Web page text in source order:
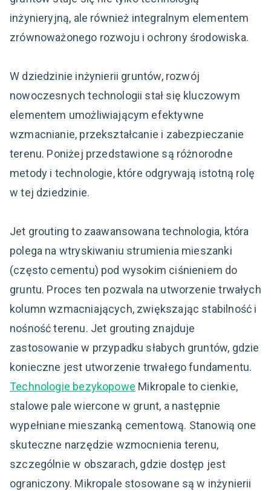
inżynieryjną, ale również integralnym elementem
zrównoważonego rozwoju i ochrony środowiska.
W dziedzinie inżynierii gruntów, rozwój
nowoczesnych technologii stał się kluczowym
elementem umożliwiającym efektywne
wzmacnianie, przekształcanie i zabezpieczanie
terenu. Poniżej przedstawione są różnorodne
metody i technologie, które odgrywają istotną rolę
w tej dziedzinie.
Jet grouting to zaawansowana technologia, która
polega na wtryskiwaniu strumienia mieszanki
(często cementu) pod wysokim ciśnieniem do
gruntu. Proces ten pozwala na utworzenie trwałych
kolumn wzmacniających, zwiększając stabilność i
nośność terenu. Jet grouting znajduje
zastosowanie w przypadku słabych gruntów, gdzie
konieczne jest utworzenie trwałego fundamentu.
Technologie bezykopowe Mikropale to cienkie,
stalowe pale wiercone w grunt, a następnie
wypełniane mieszanką cementową. Stanowią one
skuteczne narzędzie wzmocnienia terenu,
szczególnie w obszarach, gdzie dostęp jest
ograniczony. Mikropale stosowane są w inżynierii